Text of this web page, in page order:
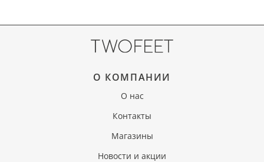
О КОМПАНИИ
О нас
Контакты
Магазины
Новости и акции